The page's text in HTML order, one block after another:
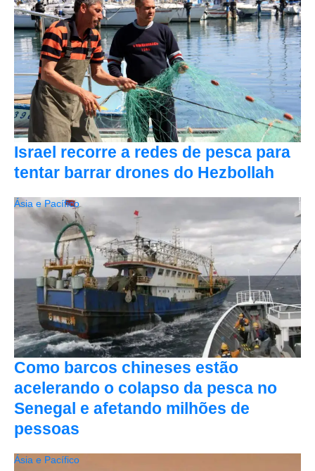
Israel recorre a redes de pesca para
tentar barrar drones do Hezbollah
Como barcos chineses estão
acelerando o colapso da pesca no
Senegal e afetando milhões de
pessoas
Ásia e Pacífico
Ásia e Pacífico